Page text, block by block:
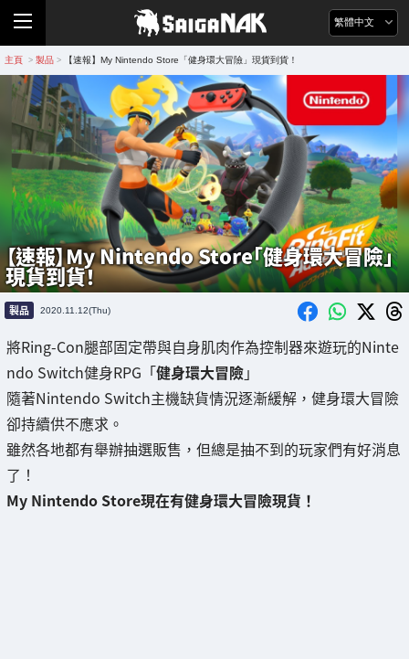
繁體中文
主頁 > 製品 > 【速報】My Nintendo Store「健身環大冒險」現貨到貨！
【速報】My Nintendo Store「健身環大冒險」
現貨到貨！
製品 2020.11.12(Thu)
將Ring-Con腿部固定帶與自身肌肉作為控制器來遊玩的Ninte
ndo Switch健身RPG「健身環大冒險」
隨著Nintendo Switch主機缺貨情況逐漸緩解，健身環大冒險
卻持續供不應求。
雖然各地都有舉辦抽選販售，但總是抽不到的玩家們有好消息
了！
My Nintendo Store現在有健身環大冒險現貨！